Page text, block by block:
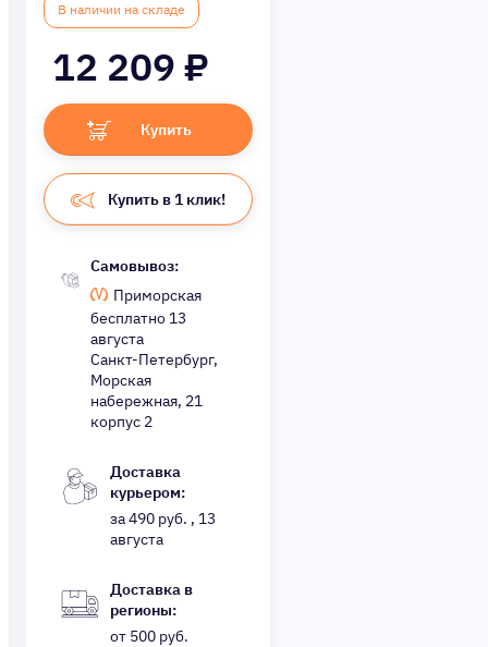
В наличии на складе
12 209₽
Купить
Купить в 1 клик!
Самовывоз:
Приморская
бесплатно 13
августа
Санкт-Петербург,
Морская
набережная, 21
корпус 2
Доставка
курьером:
за 490 руб. , 13
августа
Доставка в
регионы:
от 500 руб.